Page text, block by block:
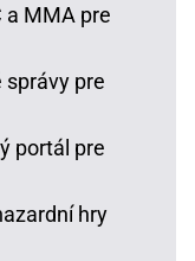
a MMA pre
správy pre
portál pre
hry